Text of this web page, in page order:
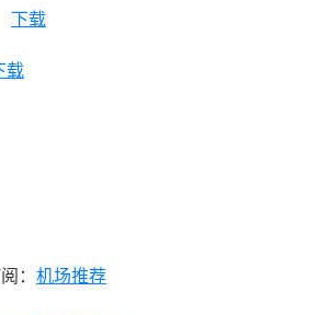
下载
载
： 机场推荐